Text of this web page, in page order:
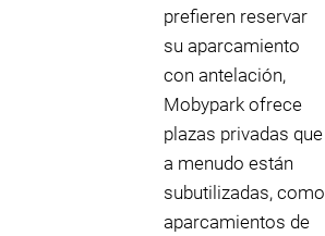
prefieren reservar
su aparcamiento
con antelación,
Mobypark ofrece
plazas privadas que
a menudo están
subutilizadas, como
aparcamientos de